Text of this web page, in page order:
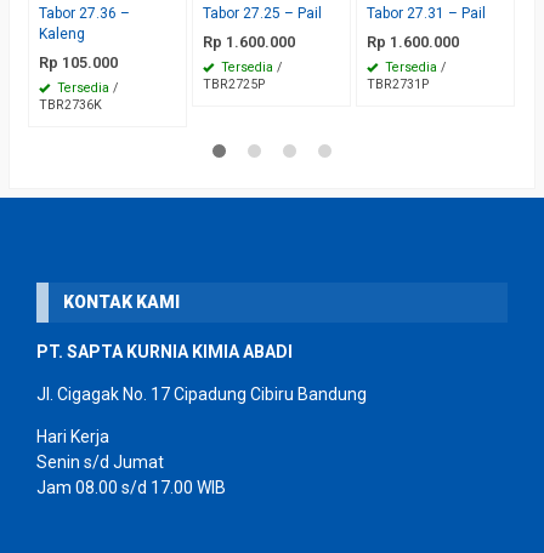
Tabor 27.36 –
Kaleng
Rp 105.000
Tersedia /
TBR2736K
Tabor 27.25 – Pail
Rp 1.600.000
Tersedia /
TBR2725P
Tabor 27.31 – Pail
Rp 1.600.000
Tersedia /
TBR2731P
KONTAK KAMI
PT. SAPTA KURNIA KIMIA ABADI
Jl. Cigagak No. 17 Cipadung Cibiru Bandung
Hari Kerja
Senin s/d Jumat
Jam 08.00 s/d 17.00 WIB